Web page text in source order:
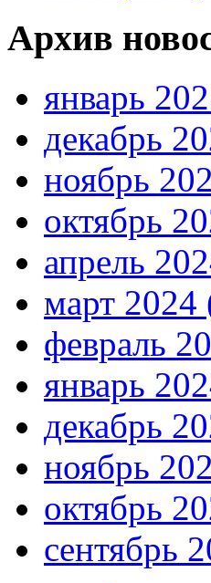
Архив
январь
декабрь
ноябрь
октябрь
апрель
март 2024
февраль
январь
декабрь
ноябрь
октябрь
сентябрь